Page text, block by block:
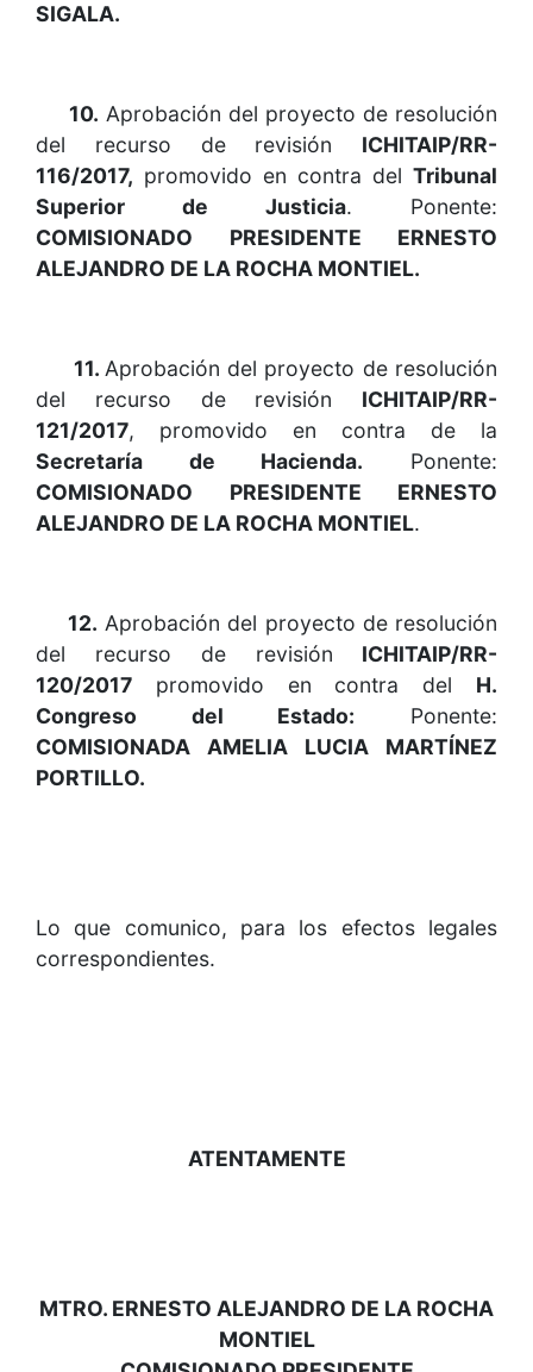
SIGALA.
10. Aprobación del proyecto de resolución
del recurso de revisión ICHITAIP/RR-
116/2017, promovido en contra del Tribunal
Superior de Justicia. Ponente:
COMISIONADO PRESIDENTE ERNESTO
ALEJANDRO DE LA ROCHA MONTIEL.
11. Aprobación del proyecto de resolución
del recurso de revisión ICHITAIP/RR-
121/2017, promovido en contra de la
Secretaría de Hacienda. Ponente:
COMISIONADO PRESIDENTE ERNESTO
ALEJANDRO DE LA ROCHA MONTIEL.
12. Aprobación del proyecto de resolución
del recurso de revisión ICHITAIP/RR-
120/2017 promovido en contra del H.
Congreso del Estado: Ponente:
COMISIONADA AMELIA LUCIA MARTÍNEZ
PORTILLO.
Lo que comunico, para los efectos legales
correspondientes.
ATENTAMENTE
MTRO. ERNESTO ALEJANDRO DE LA ROCHA
MONTIEL